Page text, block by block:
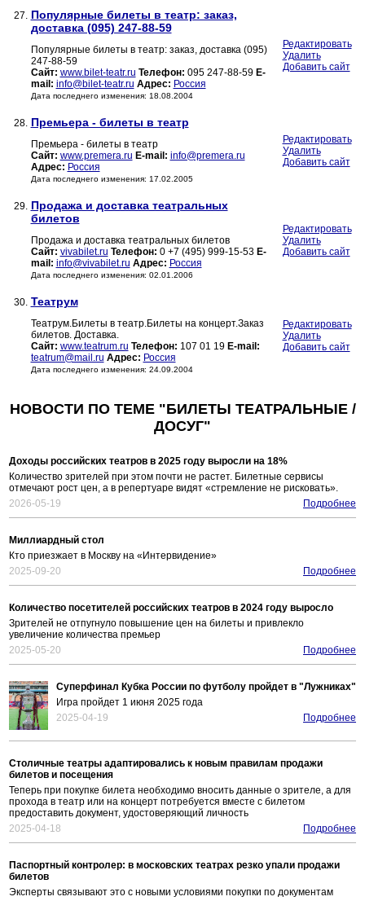
27. Популярные билеты в театр: заказ,
доставка (095) 247-88-59
Популярные билеты в театр: заказ, доставка (095)
247-88-59
Сайт: www.bilet-teatr.ru Телефон: 095 247-88-59 E-
mail: info@bilet-teatr.ru Адрес: Россия
Дата последнего изменения: 18.08.2004
Редактировать
Удалить
Добавить сайт
28. Премьера - билеты в театр
Премьера - билеты в театр
Сайт: www.premera.ru E-mail: info@premera.ru
Адрес: Россия
Дата последнего изменения: 17.02.2005
Редактировать
Удалить
Добавить сайт
29. Продажа и доставка театральных
билетов
Продажа и доставка театральных билетов
Сайт: vivabilet.ru Телефон: 0 +7 (495) 999-15-53 E-
mail: info@vivabilet.ru Адрес: Россия
Дата последнего изменения: 02.01.2006
Редактировать
Удалить
Добавить сайт
30. Театрум
Театрум.Билеты в театр.Билеты на концерт.Заказ
билетов. Доставка.
Сайт: www.teatrum.ru Телефон: 107 01 19 E-mail:
teatrum@mail.ru Адрес: Россия
Дата последнего изменения: 24.09.2004
Редактировать
Удалить
Добавить сайт
НОВОСТИ ПО ТЕМЕ "БИЛЕТЫ ТЕАТРАЛЬНЫЕ /
ДОСУГ"
Доходы российских театров в 2025 году выросли на 18%
Количество зрителей при этом почти не растет. Билетные сервисы
отмечают рост цен, а в репертуаре видят «стремление не рисковать».
2026-05-19
Подробнее
Миллиардный стол
Кто приезжает в Москву на «Интервидение»
2025-09-20
Подробнее
Количество посетителей российских театров в 2024 году выросло
Зрителей не отпугнуло повышение цен на билеты и привлекло
увеличение количества премьер
2025-05-20
Подробнее
Суперфинал Кубка России по футболу пройдет в "Лужниках"
Игра пройдет 1 июня 2025 года
2025-04-19
Подробнее
Столичные театры адаптировались к новым правилам продажи
билетов и посещения
Теперь при покупке билета необходимо вносить данные о зрителе, а для
прохода в театр или на концерт потребуется вместе с билетом
предоставить документ, удостоверяющий личность
2025-04-18
Подробнее
Паспортный контролер: в московских театрах резко упали продажи
билетов
Эксперты связывают это с новыми условиями покупки по документам